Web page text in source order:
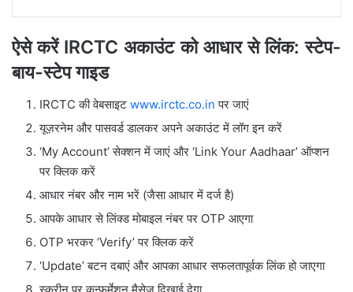
ऐसे करें IRCTC अकाउंट को आधार से लिंक: स्टेप-
बाय-स्टेप गाइड
IRCTC की वेबसाइट www.irctc.co.in पर जाएं
यूज़रनेम और पासवर्ड डालकर अपने अकाउंट में लॉग इन करें
‘My Account’ सेक्शन में जाएं और ‘Link Your Aadhaar’ ऑप्शन
पर क्लिक करें
आधार नंबर और नाम भरें (जैसा आधार में दर्ज है)
आपके आधार से लिंक्ड मोबाइल नंबर पर OTP आएगा
OTP भरकर ‘Verify’ पर क्लिक करें
‘Update’ बटन दबाएं और आपका आधार सफलतापूर्वक लिंक हो जाएगा
स्क्रीन पर कन्फर्मेशन मैसेज दिखाई देगा